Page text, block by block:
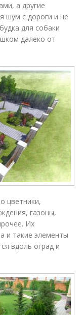
а другие
шум с дороги и не
для собаки
далеко от
цветники,
газоны,
Их
и такие элементы
вдоль оград и